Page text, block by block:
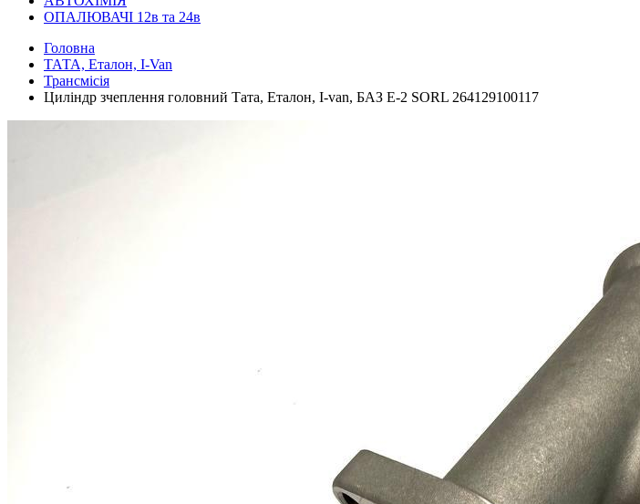
ОПАЛЮВАЧІ 12в та 24в
Головна
ТАТА, Еталон, I-Van
Трансмісія
Циліндр зчеплення головний Тата, Еталон, I-van, БАЗ Е-2 SORL 264129100117